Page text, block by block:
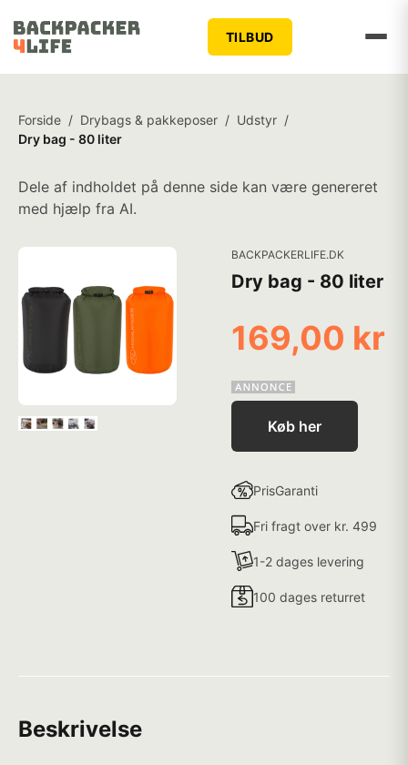
TILBUD
Forside / Drybags & pakkeposer / Udstyr /
Dry bag - 80 liter
Dele af indholdet på denne side kan være genereret
med hjælp fra AI.
BACKPACKERLIFE.DK
Dry bag - 80 liter
169,00 kr
Køb her
PrisGaranti
Fri fragt over kr. 499
1-2 dages levering
100 dages returret
Beskrivelse